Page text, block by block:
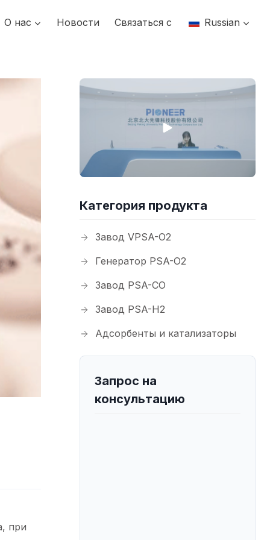
О нас Новости Связаться с Russian
при
Категория продукта
Завод VPSA-O2
Генератор PSA-O2
Завод PSA-CO
Завод PSA-H2
Адсорбенты и катализаторы
Запрос на
консультацию